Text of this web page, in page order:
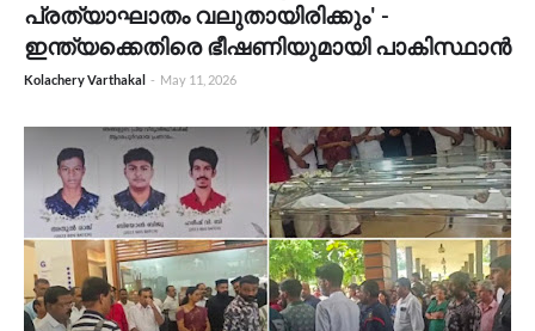
പ്രത്യാഘാതം വലുതായിരിക്കും' -
ഇന്ത്യക്കെതിരെ ഭീഷണിയുമായി പാകിസ്ഥാൻ
Kolachery Varthakal - May 11, 2026